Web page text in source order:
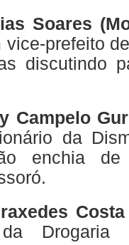
Soares
prefeito
discutindo
Campelo
da
enchia
Costa
Drogaria